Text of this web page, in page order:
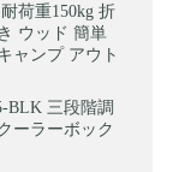
荷重150kg 折
ウッド 簡単
ャンプ アウト
BLK 三段階調
ーラーボック